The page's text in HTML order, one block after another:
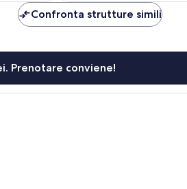
198 €Confronta strutture simili
Prenotare conviene!